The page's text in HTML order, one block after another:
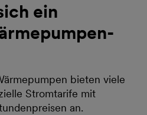
ein
bieten viele
Stromtarife mit
an.